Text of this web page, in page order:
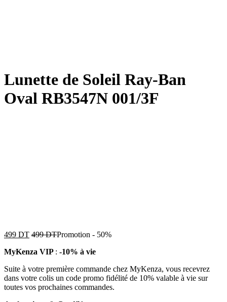
Lunette de Soleil Ray-Ban
Oval RB3547N 001/3F
499 DT 499DTPromotion - 50%
MyKenza VIP : -10% à vie
Suite à votre première commande chez MyKenza, vous recevrez
dans votre colis un code promo fidélité de 10% valable à vie sur
toutes vos prochaines commandes.